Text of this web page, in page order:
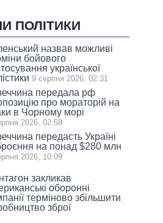
ПОЛІТИКИ
назвав можливі
бойового
української
9 серпня 2026, 02:31
передала рф
про мораторій на
в Чорному морі
2026, 02:58
передасть Україні
на понад $280 млн
2026, 10:09
закликав
оборонні
терміново збільшити
зброї